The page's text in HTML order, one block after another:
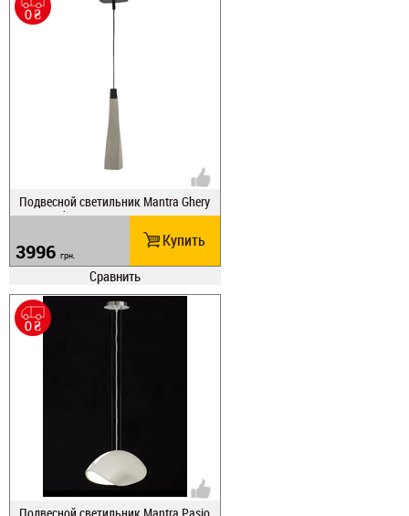
Подвесной светильник Mantra Ghery
5062 Led
3996 грн.
Купить
Сравнить
Подвесной светильник Mantra Pasio